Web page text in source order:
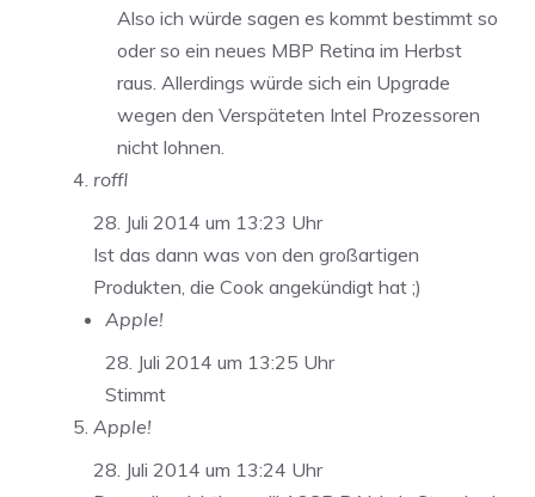
Also ich würde sagen es kommt bestimmt so
oder so ein neues MBP Retina im Herbst
raus. Allerdings würde sich ein Upgrade
wegen den Verspäteten Intel Prozessoren
nicht lohnen.
roffl
28. Juli 2014 um 13:23 Uhr
Ist das dann was von den großartigen
Produkten, die Cook angekündigt hat ;)
Apple!
28. Juli 2014 um 13:25 Uhr
Stimmt
Apple!
28. Juli 2014 um 13:24 Uhr